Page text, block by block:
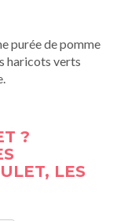
purée de pomme
haricots verts
?
LES